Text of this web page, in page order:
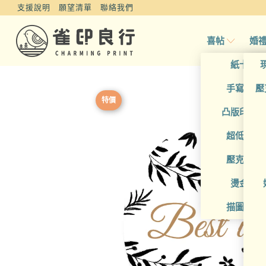
支援說明 願望清單 聯絡我們
喜帖
紙卡喜帖
手寫風喜
凸版印刷
超低價喜
壓克力喜
燙金喜帖
描圖紙喜
婚
特價